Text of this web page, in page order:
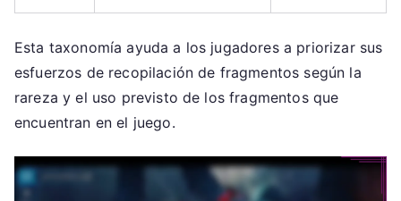
Esta taxonomía ayuda a los jugadores a priorizar sus
esfuerzos de recopilación de fragmentos según la
rareza y el uso previsto de los fragmentos que
encuentran en el juego.